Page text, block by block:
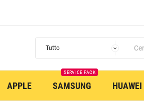
APPLE SAMSUNG
SERVICE PACK
HUAWEI